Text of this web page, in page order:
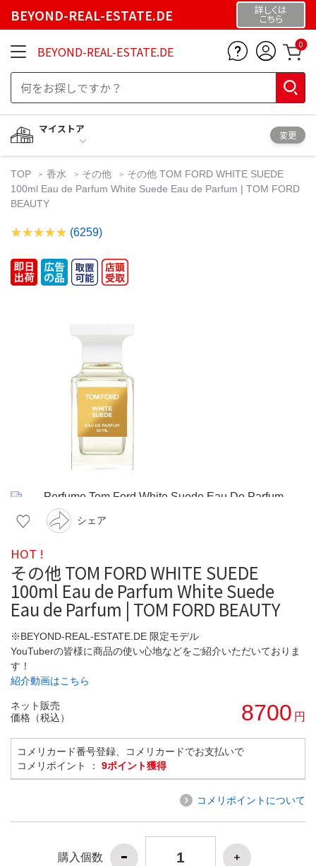
BEYOND-REAL-ESTATE.DE 詳しくは
こちら
BEYOND-REAL-ESTATE.DE 0
マイストア
変更
TOP 香水 その他
その他 TOM FORD WHITE SUEDE
100ml Eau de Parfum White Suede Eau de Parfum | TOM FORD
BEAUTY
(6259)
シェア
HOT !
その他 TOM FORD WHITE SUEDE
100ml Eau de Parfum White Suede
Eau de Parfum | TOM FORD BEAUTY
※BEYOND-REAL-ESTATE.DE 限定モデル
YouTuberの皆様に商品の使い心地などをご紹介いただいておりま
す！
紹介動画はこちら
ネット販売
価格（税込）
8700 円
コメリカード番号登録、コメリカードでお支払いで
コメリポイント ： 9ポイント獲得
コメリポイントについて
購入個数